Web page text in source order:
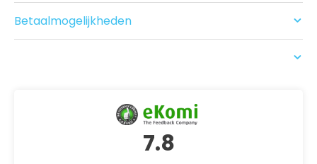
Bezorgen
Recensies
Betaalmogelijkheden
7.8